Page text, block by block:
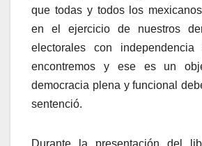
que todas y todos los
en el ejercicio de nuestros
electorales con
encontremos y ese es un
democracia plena y funcional
sentenció.
Durante la presentación del